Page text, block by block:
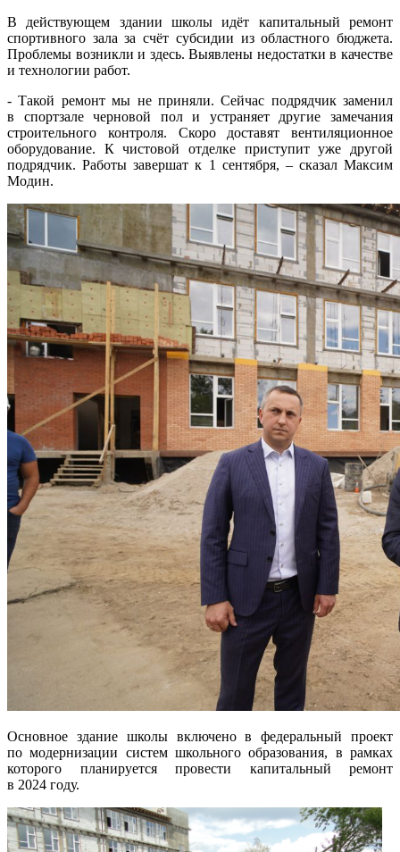
В действующем здании школы идёт капитальный ремонт
спортивного зала за счёт субсидии из областного бюджета.
Проблемы возникли и здесь. Выявлены недостатки в качестве
и технологии работ.
- Такой ремонт мы не приняли. Сейчас подрядчик заменил
в спортзале черновой пол и устраняет другие замечания
строительного контроля. Скоро доставят вентиляционное
оборудование. К чистовой отделке приступит уже другой
подрядчик. Работы завершат к 1 сентября, – сказал Максим
Модин.
Основное здание школы включено в федеральный проект
по модернизации систем школьного образования, в рамках
которого планируется провести капитальный ремонт
в 2024 году.